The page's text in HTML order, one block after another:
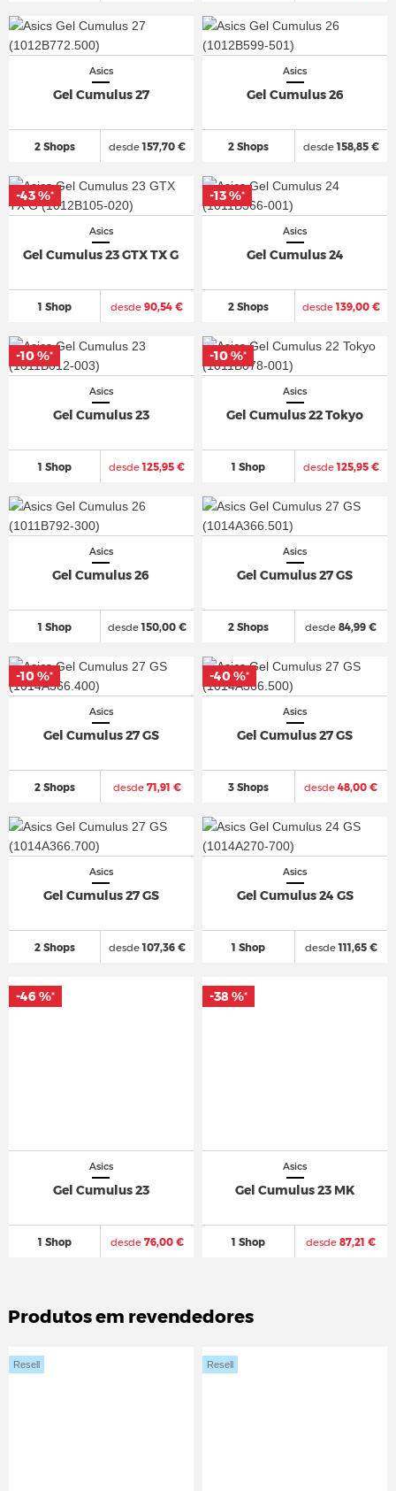
Asics
Gel Cumulus 27
2 Shops desde157,70 €
Asics
Gel Cumulus 26
2 Shops desde158,85 €
Asics
Gel Cumulus 23 GTX TX G
1 Shop desde 90,54 €
-43 %*
Asics
Gel Cumulus 24
2 Shops desde139,00 €
-13 %*
Asics
Gel Cumulus 23
1 Shop desde125,95 €
-10 %*
Asics
Gel Cumulus 22 Tokyo
1 Shop desde125,95 €
-10 %*
Asics
Gel Cumulus 26
1 Shop desde150,00 €
Asics
Gel Cumulus 27 GS
2 Shops desde 84,99 €
Asics
Gel Cumulus 27 GS
2 Shops desde71,91 €
-10 %*
Asics
Gel Cumulus 27 GS
3 Shops desde 48,00 €
-40 %*
Asics
Gel Cumulus 27 GS
2 Shops desde107,36 €
Asics
Gel Cumulus 24 GS
1 Shop desde111,65 €
Asics
Gel Cumulus 23
1 Shop desde76,00 €
-46 %*
Asics
Gel Cumulus 23 MK
1 Shop desde 87,21 €
-38 %*
Produtos em revendedores
Resell Resell